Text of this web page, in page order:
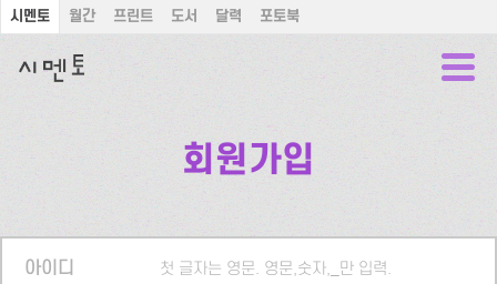
시멘토 월간 프린트 도서 달력 포토북
회원가입
아이디 첫 글자는 영문. 영문,숫자,_만 입력.